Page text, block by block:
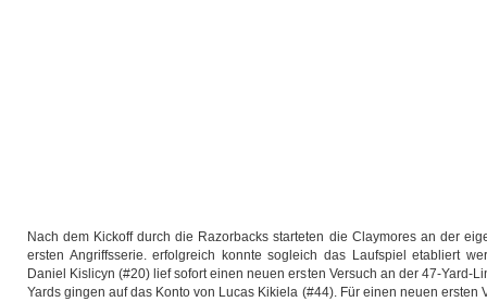
Nach dem Kickoff durch die Razorbacks starteten die Claymores an der
ersten Angriffsserie. erfolgreich konnte sogleich das Laufspiel etabliert
Daniel Kislicyn (#20) lief sofort einen neuen ersten Versuch an der 47-Yard-
Yards gingen auf das Konto von Lucas Kikiela (#44). Für einen neuen ersten